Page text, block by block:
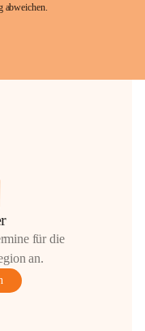
abweichen.
für die
an.